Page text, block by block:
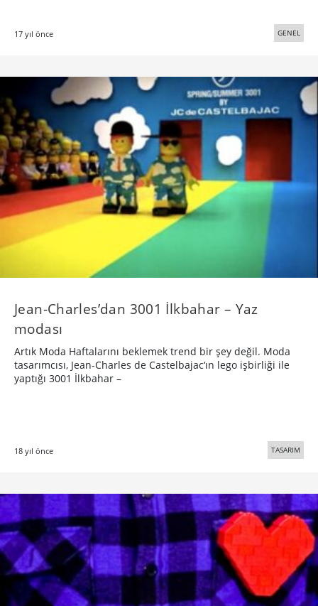
17 yıl önce GENEL
Jean-Charles’dan 3001 İlkbahar – Yaz
modası
Artık Moda Haftalarını beklemek trend bir şey değil. Moda
tasarımcısı, Jean-Charles de Castelbajac‘ın lego işbirliği ile
yaptığı 3001 İlkbahar –
18 yıl önce TASARIM